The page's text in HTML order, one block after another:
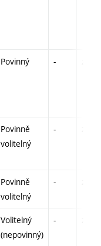
Povinný -
Povinně
volitelný
-
Povinně
volitelný
-
Volitelný
(nepovinný)
-